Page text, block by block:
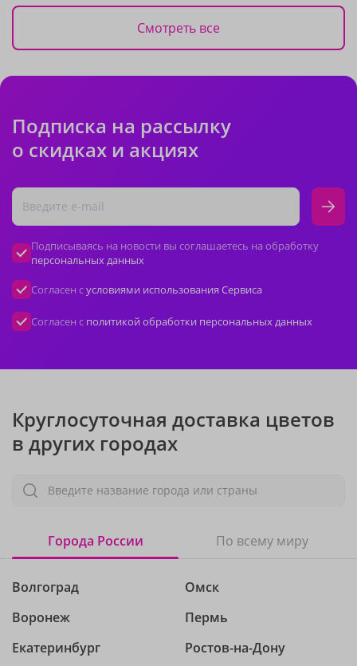
Смотреть все
Подписка на рассылку
о скидках и акциях
Подписываясь на новости вы соглашаетесь на обработку
персональных данных
Согласен сусловиями использования Сервиса
Согласен с политикой обработки персональных данных
Круглосуточная доставка цветов
в других городах
Введите название города или страны
Города России По всему миру
Волгоград
Воронеж
Екатеринбург
Омск
Пермь
Ростов-на-Дону